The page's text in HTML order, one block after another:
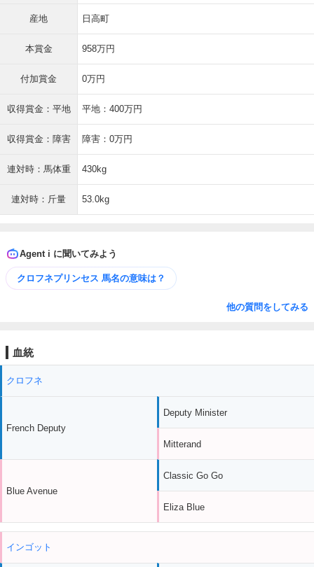
産地 日高町
本賞金 958万円
付加賞金 0万円
収得賞金：平地 平地：400万円
収得賞金：障害 障害：0万円
連対時：馬体重 430kg
連対時：斤量 53.0kg
Agent i に聞いてみよう
クロフネプリンセス 馬名の意味は？
他の質問をしてみる
血統
クロフネ
French Deputy
Blue Avenue
Deputy Minister
Mitterand
Classic Go Go
Eliza Blue
インゴット